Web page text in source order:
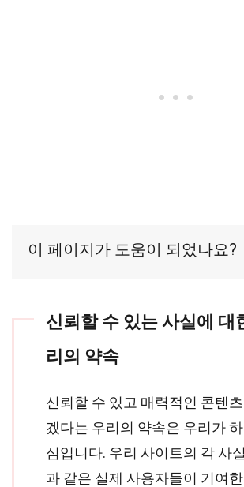
이 페이지가 도움이 되었나요?
신뢰할 수 있는 사실에 대
리의 약속
신뢰할 수 있고 매력적인 콘텐
겠다는 우리의 약속은 우리가
심입니다. 우리 사이트의 각 사
과 같은 실제 사용자들이 기여